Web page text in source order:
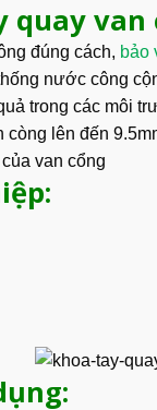
van
đúng cách, bảo
nước công
trong các môi
còng lên đến
van cổng